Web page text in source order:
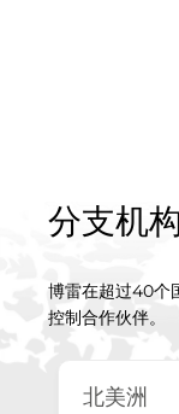
分支机构
博雷在超过40个
控制合作伙伴。
北美洲